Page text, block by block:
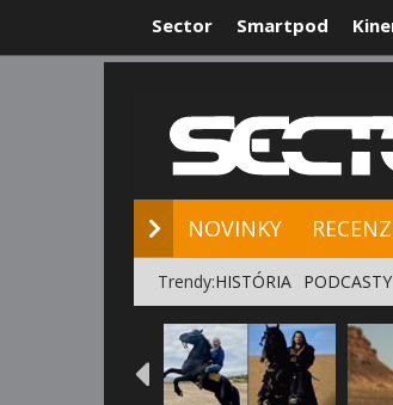
Sector Smartpod
NOVINKY
Trendy:HISTÓRIA PODCASTY